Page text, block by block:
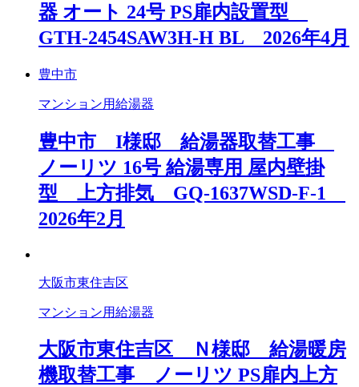
器 オート 24号 PS扉内設置型
GTH-2454SAW3H-H BL 2026年4月
豊中市
マンション用給湯器
豊中市 I様邸 給湯器取替工事
ノーリツ 16号 給湯専用 屋内壁掛
型 上方排気 GQ-1637WSD-F-1
2026年2月
大阪市東住吉区
マンション用給湯器
大阪市東住吉区 Ｎ様邸 給湯暖房
機取替工事 ノーリツ PS扉内上方